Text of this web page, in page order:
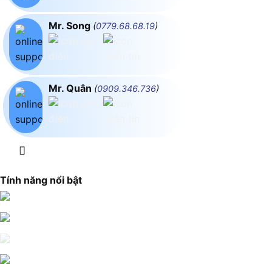
Mr. Song (0779.68.68.19)
Mr. Quân (0909.346.736)
Tính năng nổi bật